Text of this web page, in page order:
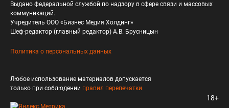
Выдано федеральной службой по надзору в сфере связи и массовых
коммуникаций.
Учредитель ООО «Бизнес Медия Холдинг»
Шеф-редактор (главный редактор) А.В. Брусницын
Политика о персональных данных
Любое использование материалов допускается
только при соблюдении правил перепечатки
18+